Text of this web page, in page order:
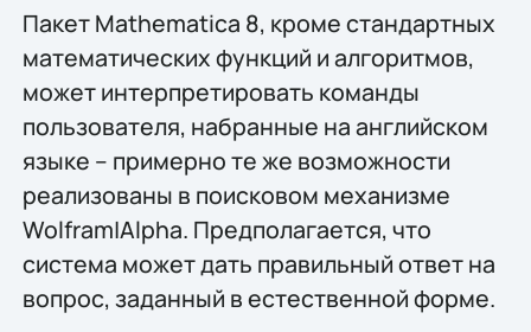
Пакет Mathematica 8, кроме стандартных
математических функций и алгоритмов,
может интерпретировать команды
пользователя, набранные на английском
языке – примерно те же возможности
реализованы в поисковом механизме
Wolfram|Alpha. Предполагается, что
система может дать правильный ответ на
вопрос, заданный в естественной форме.